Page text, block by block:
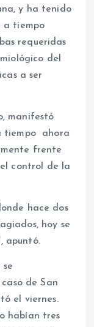
y ha tenido
a tiempo
requeridas
del
a ser
manifestó
tiempo ahora
frente
control de la
hace dos
hoy se
apuntó.
de San
el viernes.
habían tres